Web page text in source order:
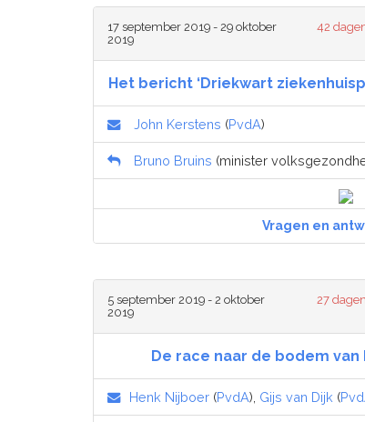
17 september 2019 - 29 oktober
2019
42
Het bericht ‘Driekwart
John Kerstens (PvdA)
Bruno Bruins (minister
Vragen en
5 september 2019 - 2 oktober
2019
27 dagen
De race naar de bodem
Henk Nijboer (PvdA), Gijs van Dijk (